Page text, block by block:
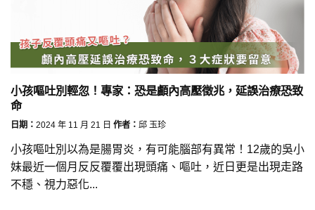
小孩嘔吐別輕忽！專家：恐是顱內高壓徵兆，延誤治療恐致
命
日期： 2024 年 11 月 21 日 作者： 邱 玉珍
小孩嘔吐別以為是腸胃炎，有可能腦部有異常！12歲的吳小
妹最近一個月反反覆覆出現頭痛、嘔吐，近日更是出現走路
不穩、視力惡化...